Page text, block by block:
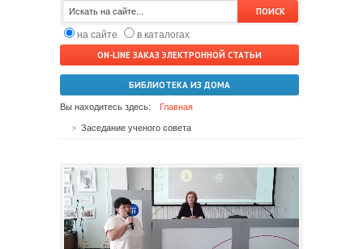
на сайте
в каталогах
ON-LINE ЗАКАЗ ЭЛЕКТРОННОЙ СТАТЬИ
БИБЛИОТЕКА ИЗ ДОМА
Вы находитесь здесь: Главная
Заседание ученого совета